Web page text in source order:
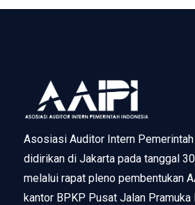
Asosiasi Auditor Intern
didirikan di Jakarta pada tanggal
melalui rapat pleno pembentukan
kantor BPKP Pusat Jalan Pramuka